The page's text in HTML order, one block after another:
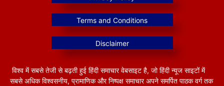
विश्व में सबसे तेजी से बढ़ती हुई हिंदी समाचार वेबसाइट है, जो हिंदी न्यूज साइटों में
सबसे अधिक विश्वसनीय, प्रामाणिक और निष्पक्ष समाचार अपने समर्पित पाठक वर्ग तक